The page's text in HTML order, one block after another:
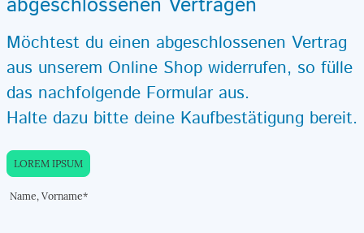
Möchtest du einen abgeschlossenen Vertrag
aus unserem Online Shop widerrufen, so fülle
das nachfolgende Formular aus.
Halte dazu bitte deine Kaufbestätigung bereit.
LOREM IPSUM
Name, Vorname*